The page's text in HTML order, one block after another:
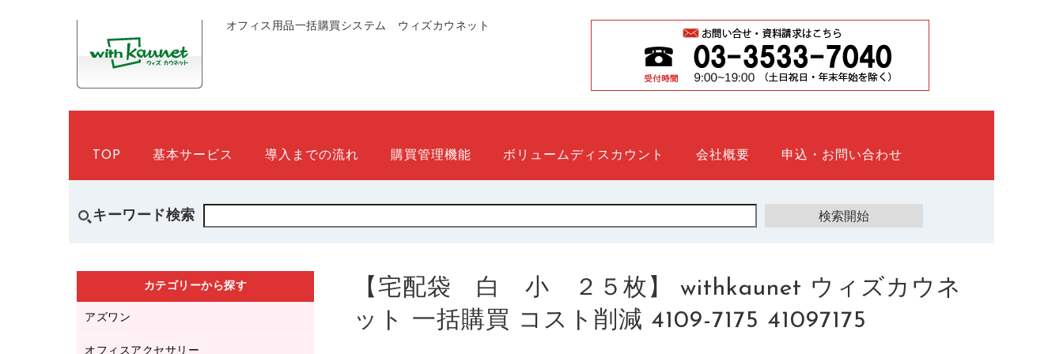
オフィス用品一括購買システム ウィズカウネット
TOP 基本サービス 導入までの流れ 購買管理機能 ボリュームディスカウント 会社概要 申込・お問い合わせ
キーワード検索
【宅配袋 白 小 ２５枚】 withkaunet ウィズカウネ
ット 一括購買 コスト削減 4109-7175 41097175
カテゴリーから探す
アズワン
医療・介護用品（食品・飲料・食添製
オフィスアクセサリー